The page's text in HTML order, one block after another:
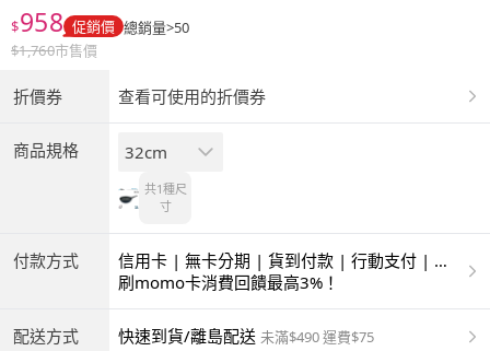
$958 促銷價 總銷量>50
$1,760市售價
折價券 查看可使用的折價券
商品規格 32cm
共1種尺
寸
付款方式
信用卡 | 無卡分期 | 貨到付款 | 行動支付 | 超
商付款 | ATM | 銀聯卡
刷momo卡消費回饋最高3%！
配送方式 快速到貨/離島配送 未滿$490 運費$75